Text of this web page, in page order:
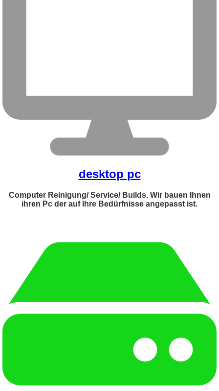
desktop pc
Computer Reinigung/ Service/ Builds. Wir bauen Ihnen
ihren Pc der auf Ihre Bedürfnisse angepasst ist.